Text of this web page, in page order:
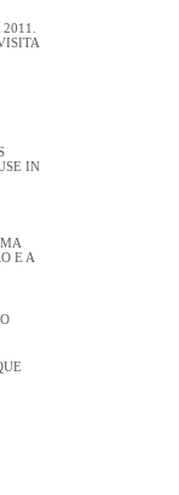
IN
E A